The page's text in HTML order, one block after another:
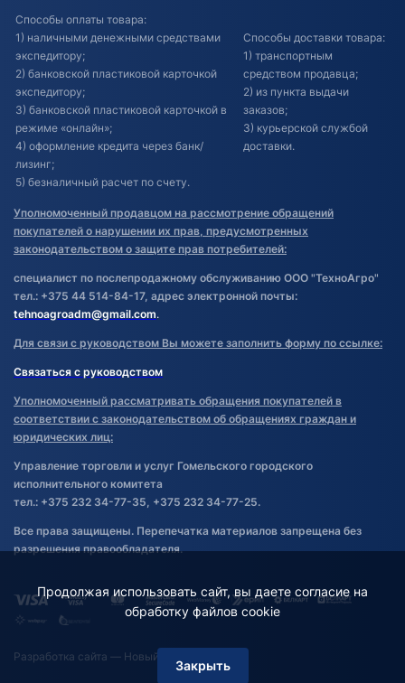
Способы оплаты товара:
1) наличными денежными средствами
экспедитору;
2) банковской пластиковой карточкой
экспедитору;
3) банковской пластиковой карточкой в
режиме «онлайн»;
4) оформление кредита через банк/
лизинг;
5) безналичный расчет по счету.
Способы доставки товара:
1) транспортным
средством продавца;
2) из пункта выдачи
заказов;
3) курьерской службой
доставки.
Уполномоченный продавцом на рассмотрение обращений
покупателей о нарушении их прав, предусмотренных
законодательством о защите прав потребителей:
специалист по послепродажному обслуживанию ООО "ТехноАгро"
тел.: +375 44 514-84-17, адрес электронной почты:
tehnoagroadm@gmail.com.
Для связи с руководством Вы можете заполнить форму по ссылке:
Связаться с руководством
Уполномоченный рассматривать обращения покупателей в
соответствии с законодательством об обращениях граждан и
юридических лиц:
Управление торговли и услуг Гомельского городского
исполнительного комитета
тел.: +375 232 34-77-35, +375 232 34-77-25.
Все права защищены. Перепечатка материалов запрещена без
разрешения правообладателя.
Разработка сайта — Новый Сайт
Продолжая использовать сайт, вы даете согласие на
обработку файлов cookie
Закрыть